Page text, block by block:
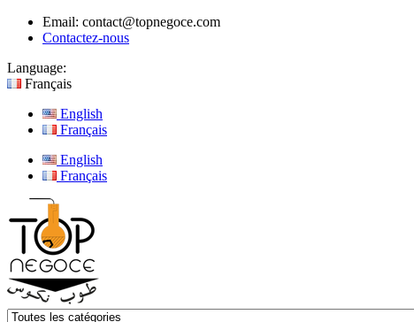
Email: contact@topnegoce.com
Contactez-nous
Language:
Français
English
Français
English
Français